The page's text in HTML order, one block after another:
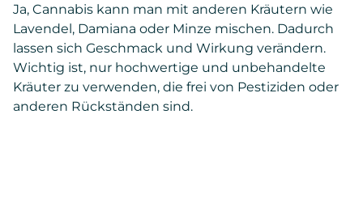
Ja, Cannabis kann man mit anderen Kräutern wie
Lavendel, Damiana oder Minze mischen. Dadurch
lassen sich Geschmack und Wirkung verändern.
Wichtig ist, nur hochwertige und unbehandelte
Kräuter zu verwenden, die frei von Pestiziden oder
anderen Rückständen sind.